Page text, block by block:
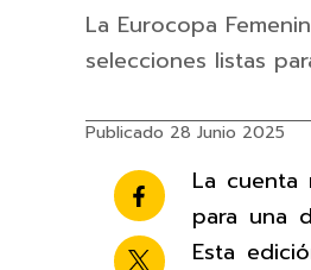
La Eurocopa
selecciones listas
Publicado 28 Junio 2025
La cuenta
para una
Esta